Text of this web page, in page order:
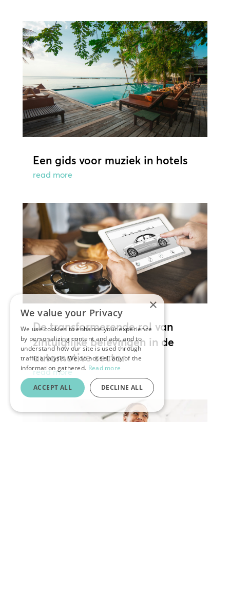
Een gids voor muziek in hotels
read more
De transformerende rol van
zintuiglijke belevingen in de
automotive sector
read more
×
We value your Privacy
We use cookies to enhance your experience
by personalizing content and ads, and to
understand how our site is used through
traffic analysis. We do not sell any of the
information gathered. Read more
ACCEPT ALL DECLINE ALL